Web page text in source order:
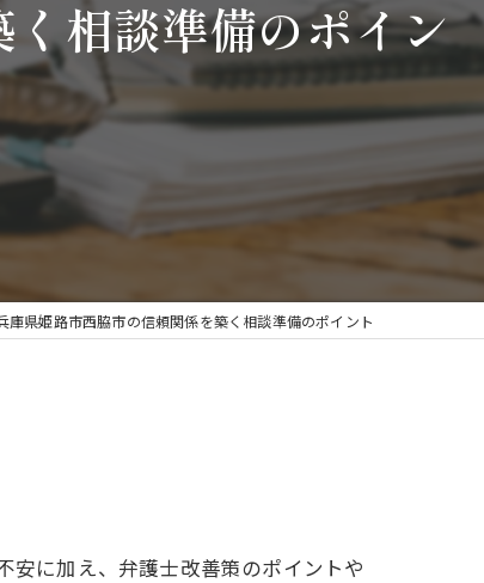
無料相談
相談準備のポイン
庫県姫路市西脇市の信頼関係を築く相談準備のポイント
安に加え、弁護士改善策のポイントや